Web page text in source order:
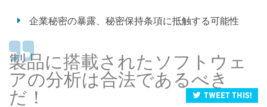
企業秘密の暴露、秘密保持条項に抵触する可能性
製品に搭載されたソフトウェ
アの分析は合法であるべき
だ！
Tweet this!